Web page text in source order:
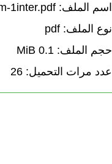
اسم الملف: Test-4-unit-3-arab-1term-1inter.pdf
نوع الملف: pdf
حجم الملف: 0.1 MiB
عدد مرات التحميل: 26